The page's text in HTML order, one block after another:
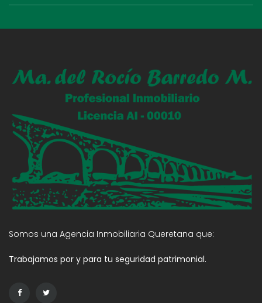
Somos una Agencia Inmobiliaria Queretana que:
Trabajamos por y para tu seguridad patrimonial.